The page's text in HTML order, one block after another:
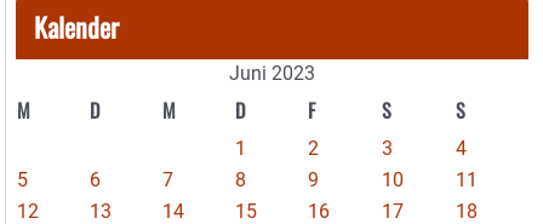
Kalender
Juni 2023
M D M D F S S
1 2 3
4
5
6 7 8 9 10
11
12
13 14 15 16 17
18